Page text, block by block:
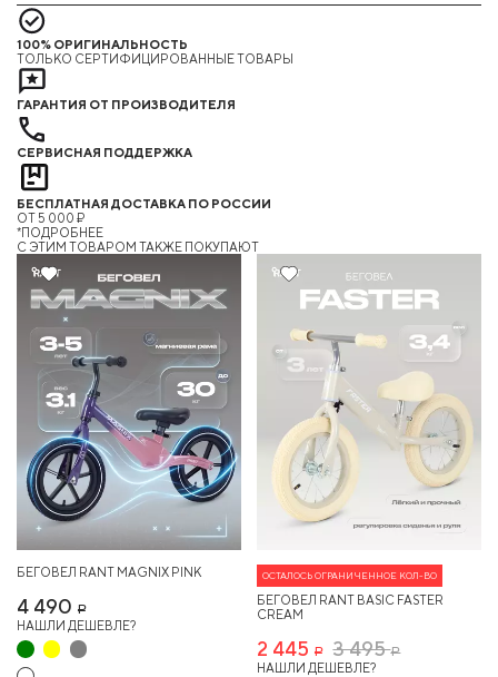
100% ОРИГИНАЛЬНОСТЬ
ТОЛЬКО СЕРТИФИЦИРОВАННЫЕ ТОВАРЫ
ГАРАНТИЯ ОТ ПРОИЗВОДИТЕЛЯ
СЕРВИСНАЯ ПОДДЕРЖКА
БЕСПЛАТНАЯ ДОСТАВКА ПО РОССИИ
ОТ 5 000 ₽
*ПОДРОБНЕЕ
C ЭТИМ ТОВАРОМ ТАКЖЕ ПОКУПАЮТ
Новинка
БЕГОВЕЛ RANT MAGNIX PINK
4 490 Р
НАШЛИ ДЕШЕВЛЕ?
30% Хит
ОСТАЛОСЬ ОГРАНИЧЕННОЕ КОЛ-ВО
БЕГОВЕЛ RANT BASIC FASTER
CREAM
2 445 Р 3 495Р
НАШЛИ ДЕШЕВЛЕ?